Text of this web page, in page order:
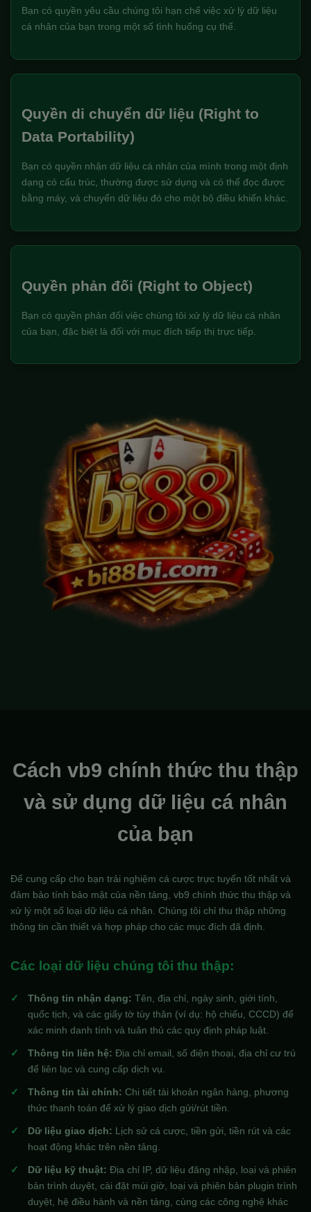
Bạn có quyền yêu cầu chúng tôi hạn chế việc xử lý dữ liệu
cá nhân của bạn trong một số tình huống cụ thể.
Quyền di chuyển dữ liệu (Right to
Data Portability)
Bạn có quyền nhận dữ liệu cá nhân của mình trong một định
dạng có cấu trúc, thường được sử dụng và có thể đọc được
bằng máy, và chuyển dữ liệu đó cho một bộ điều khiển khác.
Quyền phản đối (Right to Object)
Bạn có quyền phản đối việc chúng tôi xử lý dữ liệu cá nhân
của bạn, đặc biệt là đối với mục đích tiếp thị trực tiếp.
Cách vb9 chính thức thu thập
và sử dụng dữ liệu cá nhân
của bạn
Để cung cấp cho bạn trải nghiệm cá cược trực tuyến tốt nhất và
đảm bảo tính bảo mật của nền tảng, vb9 chính thức thu thập và
xử lý một số loại dữ liệu cá nhân. Chúng tôi chỉ thu thập những
thông tin cần thiết và hợp pháp cho các mục đích đã định.
Các loại dữ liệu chúng tôi thu thập:
Thông tin nhận dạng: Tên, địa chỉ, ngày sinh, giới tính,
quốc tịch, và các giấy tờ tùy thân (ví dụ: hộ chiếu, CCCD) để
xác minh danh tính và tuân thủ các quy định pháp luật.
Thông tin liên hệ: Địa chỉ email, số điện thoại, địa chỉ cư trú
để liên lạc và cung cấp dịch vụ.
Thông tin tài chính: Chi tiết tài khoản ngân hàng, phương
thức thanh toán để xử lý giao dịch gửi/rút tiền.
Dữ liệu giao dịch: Lịch sử cá cược, tiền gửi, tiền rút và các
hoạt động khác trên nền tảng.
Dữ liệu kỹ thuật: Địa chỉ IP, dữ liệu đăng nhập, loại và phiên
bản trình duyệt, cài đặt múi giờ, loại và phiên bản plugin trình
duyệt, hệ điều hành và nền tảng, cùng các công nghệ khác